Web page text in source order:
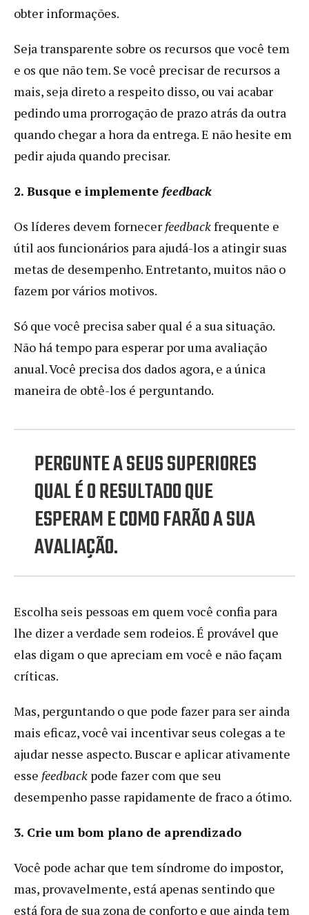
obter informações.
Seja transparente sobre os recursos que você tem
e os que não tem. Se você precisar de recursos a
mais, seja direto a respeito disso, ou vai acabar
pedindo uma prorrogação de prazo atrás da outra
quando chegar a hora da entrega. E não hesite em
pedir ajuda quando precisar.
2. Busque e implemente feedback
Os líderes devem fornecer feedbackfrequente e
útil aos funcionários para ajudá-los a atingir suas
metas de desempenho. Entretanto, muitos não o
fazem por vários motivos.
Só que você precisa saber qual é a sua situação.
Não há tempo para esperar por uma avaliação
anual. Você precisa dos dados agora, e a única
maneira de obtê-los é perguntando.
PERGUNTE A SEUS SUPERIORES
QUAL É O RESULTADO QUE
ESPERAM E COMO FARÃO A SUA
AVALIAÇÃO.
Escolha seis pessoas em quem você confia para
lhe dizer a verdade sem rodeios. É provável que
elas digam o que apreciam em você e não façam
críticas.
Mas, perguntando o que pode fazer para ser ainda
mais eficaz, você vai incentivar seus colegas a te
ajudar nesse aspecto. Buscar e aplicar ativamente
esse feedback pode fazer com que seu
desempenho passe rapidamente de fraco a ótimo.
3. Crie um bom plano de aprendizado
Você pode achar que tem síndrome do impostor,
mas, provavelmente, está apenas sentindo que
está fora de sua zona de conforto e que ainda tem